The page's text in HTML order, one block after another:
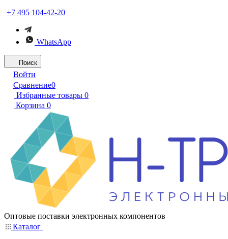
+7 495 104-42-20
WhatsApp
Поиск
Войти
Сравнение0
Избранные товары 0
Корзина 0
Оптовые поставки электронных компонентов
Каталог